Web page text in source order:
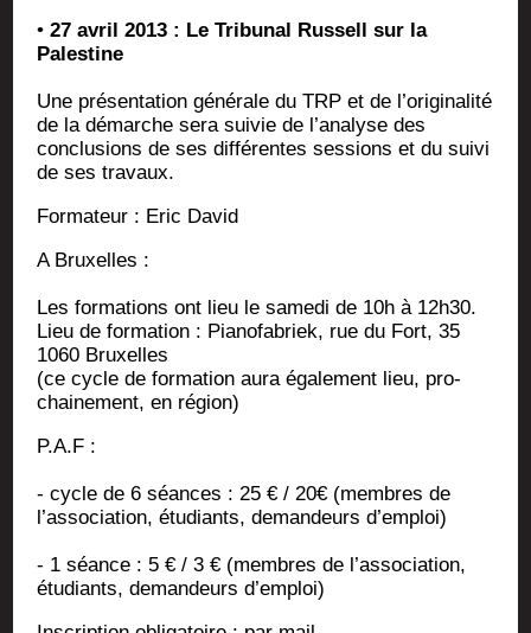
•27 avril 2013 : Le Tri­bu­nal Rus­sell sur la
Palestine
Une pré­sen­ta­tion géné­rale du TRP et de l’originalité
de la démarche sera sui­vie de l’analyse des
conclu­sions de ses dif­fé­rentes ses­sions et du sui­vi
de ses travaux.
For­ma­teur : Eric David
A Bruxelles :
Les for­ma­tions ont lieu le same­di de 10h à 12h30.
Lieu de for­ma­tion : Pia­no­fa­briek, rue du Fort, 35
1060 Bruxelles
(ce cycle de for­ma­tion aura éga­le­ment lieu, pro­
chai­ne­ment, en région)
P.A.F :
- cycle de 6 séances : 25 € / 20€ (membres de
l’as­so­cia­tion, étu­diants, deman­deurs d’emploi)
- 1 séance : 5 € / 3 € (membres de l’as­so­cia­tion,
étu­diants, deman­deurs d’emploi)